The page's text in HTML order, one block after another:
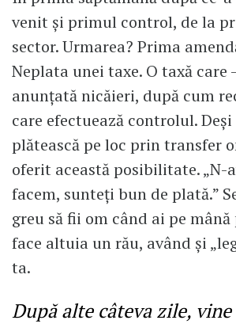
venit şi primul control, de la
sector. Urmarea? Prima
Neplata unei taxe. O taxă care
anunțată nicăieri, după cum
care efectuează controlul.
plătească pe loc prin transfer
oferit această posibilitate. „N-
facem, sunteți bun de plată.”
greu să fii om când ai pe
face altuia un rău, având și
ta.
După alte câteva zile,